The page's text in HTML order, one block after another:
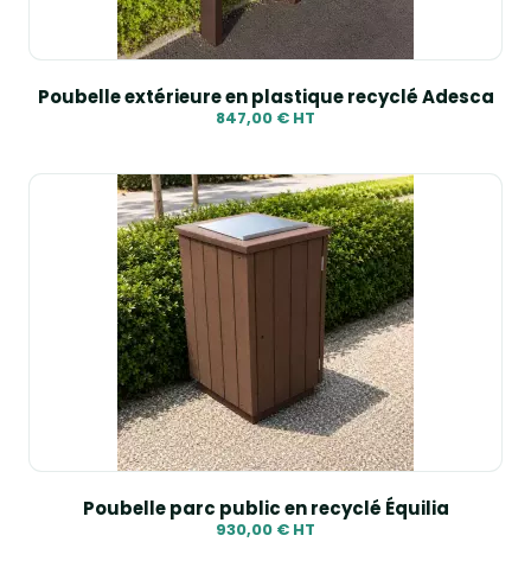
Poubelle extérieure en plastique recyclé Adesca
847,00 € HT
Poubelle parc public en recyclé Équilia
930,00 € HT